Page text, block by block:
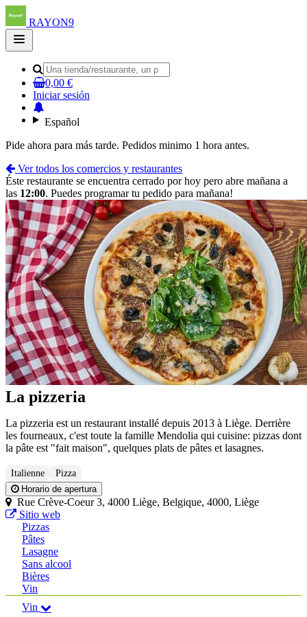
RAYON9
Open
main
0,00 €
Iniciar sesión
Español
Pide ahora para más tarde. Pedidos minimo 1 hora antes.
Ver todos los comercios y restaurantes
Éste restaurante se encuentra cerrado por hoy pero abre mañana a
las 12:00. Puedes programar tu pedido para mañana!
La pizzeria
La pizzeria est un restaurant installé depuis 2013 à Liège. Derrière
les fourneaux, c'est toute la famille Mendolia qui cuisine: pizzas dont
la pâte est "fait maison", quelques plats de pâtes et lasagnes.
Italienne
Pizza
Horario de apertura
Rue Crève-Coeur 3, 4000 Liège, Belgique, 4000, Liège
Sitio web
Pizzas
Pâtes
Lasagne
Sans alcool
Bières
Vin
Vin